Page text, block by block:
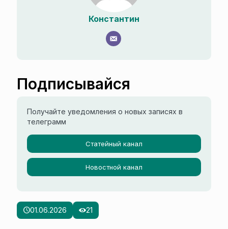
01.06.2026 21
Константин
Подписывайся
Получайте уведомления о новых записях в
телеграмм
Статейный канал
Новостной канал